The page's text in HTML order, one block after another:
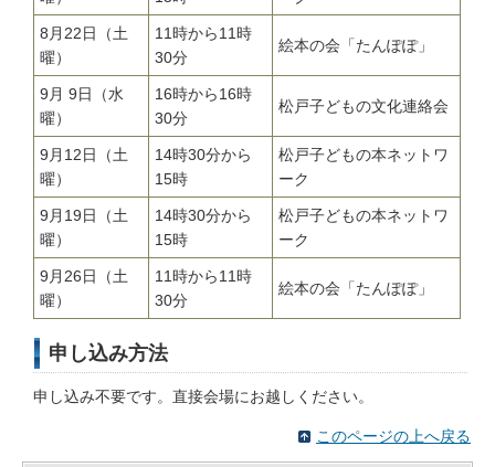
8月22日（土
曜）
11時から11時
30分
絵本の会「たんぽぽ」
9月 9日（水
曜）
16時から16時
30分
松戸子どもの文化連絡会
9月12日（土
曜）
14時30分から
15時
松戸子どもの本ネットワ
ーク
9月19日（土
曜）
14時30分から
15時
松戸子どもの本ネットワ
ーク
9月26日（土
曜）
11時から11時
30分
絵本の会「たんぽぽ」
申し込み方法
申し込み不要です。直接会場にお越しください。
このページの上へ戻る